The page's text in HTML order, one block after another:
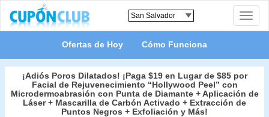
Toggle
Ofertas de Hoy Cómo Funciona
¡Adiós Poros Dilatados! ¡Paga $19 en Lugar de $85 por
Facial de Rejuvenecimiento “Hollywood Peel” con
Microdermoabrasión con Punta de Diamante + Aplicación de
Láser + Mascarilla de Carbón Activado + Extracción de
Puntos Negros + Exfoliación y Más!